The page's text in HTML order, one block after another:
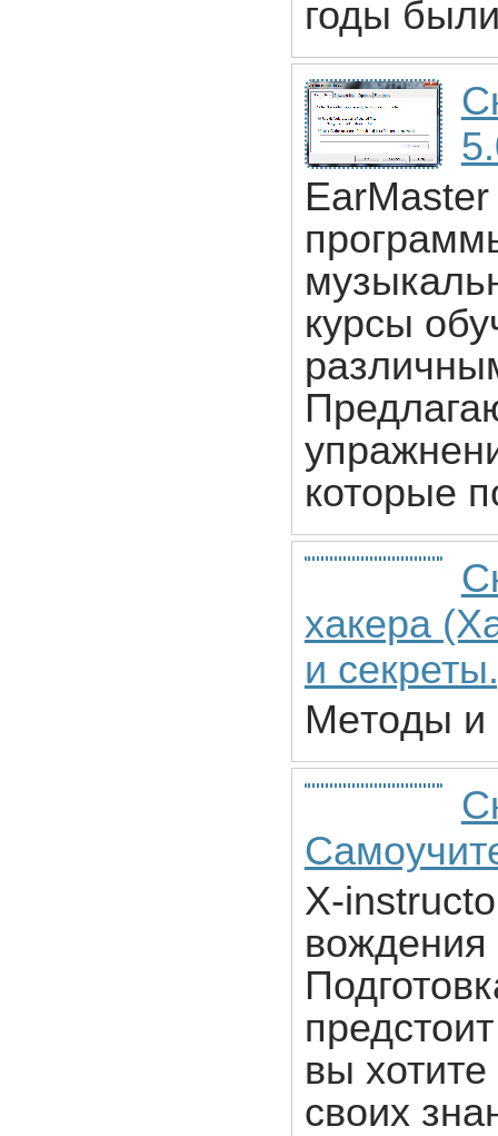
годы
курсы
которые
хакера
и
Meтoды и
X-
вождения
вы
своих